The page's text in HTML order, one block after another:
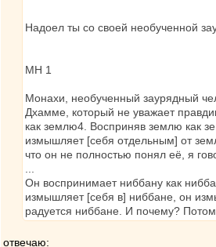
Надоел ты со своей необученной
МН 1
Монахи, необученный заурядный
Дхамме, который не уважает
как землю4. Восприняв землю как
измышляет [себя отдельным] от
что он не полностью понял её, я
Он воспринимает ниббану как
измышляет [себя в] ниббане, он
радуется ниббане. И почему?
отвечаю: